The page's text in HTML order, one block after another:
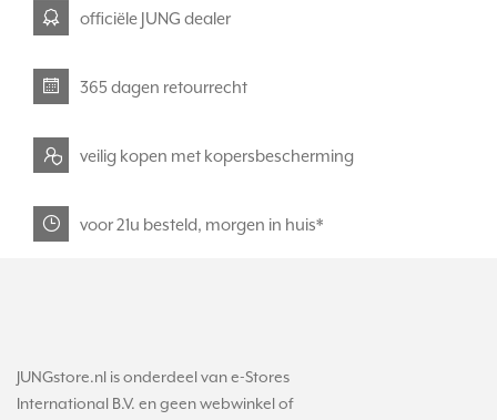
officiële JUNG dealer
365 dagen retourrecht
veilig kopen met kopersbescherming
voor 21u besteld, morgen in huis*
JUNGstore.nl is onderdeel van e-Stores
International B.V. en geen webwinkel of